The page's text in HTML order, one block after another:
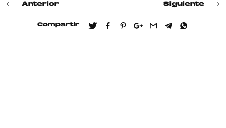
Anterior Siguiente
Compartir